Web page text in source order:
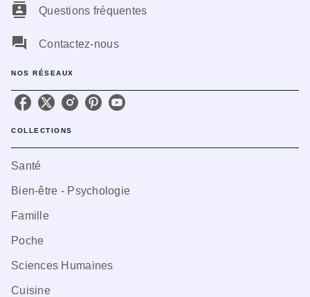
contacts Questions fréquentes
question_answer Contactez-nous
NOS RÉSEAUX
COLLECTIONS
Santé
Bien-être - Psychologie
Famille
Poche
Sciences Humaines
Cuisine